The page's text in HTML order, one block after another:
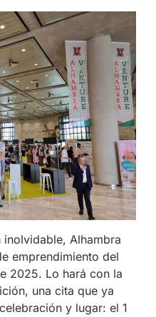
inolvidable, Alhambra
emprendimiento del
2025. Lo hará con la
una cita que ya
y lugar: el 1